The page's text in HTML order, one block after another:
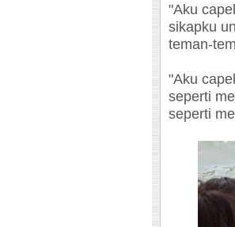
"Aku
sikapku
teman-
"Aku
seperti
seperti